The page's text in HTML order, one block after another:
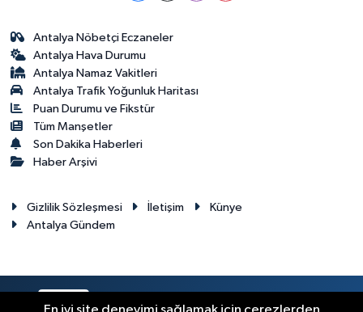
Antalya Nöbetçi Eczaneler
Antalya Hava Durumu
Antalya Namaz Vakitleri
Antalya Trafik Yoğunluk Haritası
Puan Durumu ve Fikstür
Tüm Manşetler
Son Dakika Haberleri
Haber Arşivi
Gizlilik Sözleşmesi İletişim
Künye
Antalya Gündem